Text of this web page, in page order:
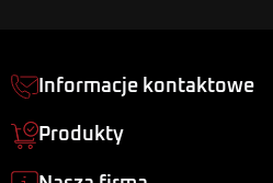
Informacje kontaktowe
Produkty